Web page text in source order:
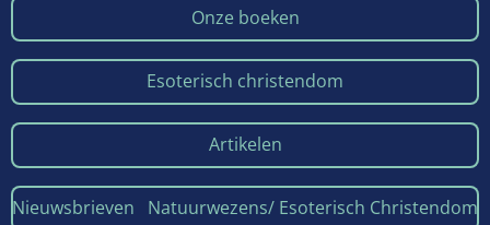
Onze boeken
Esoterisch christendom
Artikelen
Nieuwsbrieven Natuurwezens/ Esoterisch Christendom